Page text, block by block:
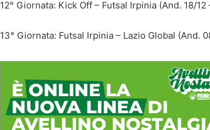
12° Giornata: Kick Off – Futsal Irpinia (And. 18/12
13° Giornata: Futsal Irpinia – Lazio Global (And.